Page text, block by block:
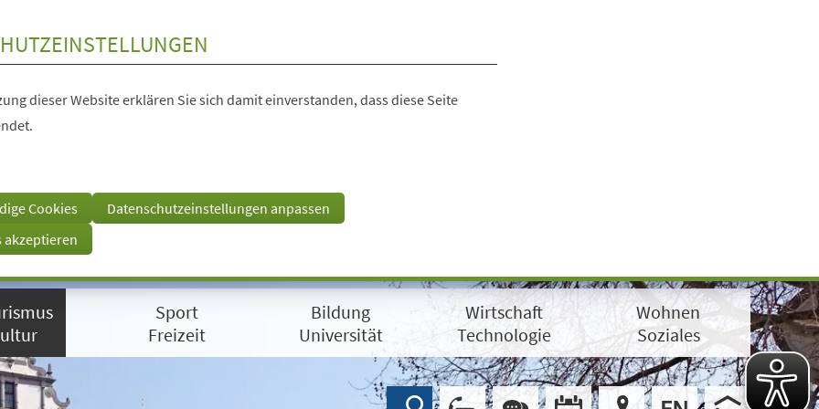
dieser Website erklären Sie sich damit einverstanden, dass diese Seite
Cookies
Datenschutzeinstellungen anpassen
akzeptieren
Sport
Freizeit
Bildung
Universität
Wirtschaft
Technologie
Wohnen
Soziales